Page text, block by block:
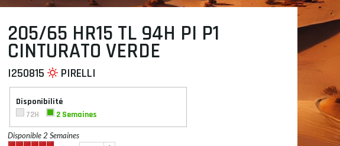
205/65 HR15 TL 94H PI P1
CINTURATO VERDE
I250815 PIRELLI
Disponibilité
72H
2 Semaines
Disponible 2 Semaines